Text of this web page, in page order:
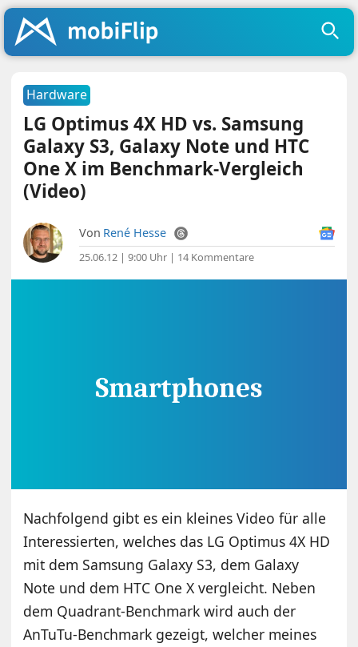
Hardware
LG Optimus 4X HD vs. Samsung
Galaxy S3, Galaxy Note und HTC
One X im Benchmark-Vergleich
(Video)
Von René Hesse
25.06.12 | 9:00 Uhr | 14 Kommentare
Nachfolgend gibt es ein kleines Video für alle
Interessierten, welches das LG Optimus 4X HD
mit dem Samsung Galaxy S3, dem Galaxy
Note und dem HTC One X vergleicht. Neben
dem Quadrant-Benchmark wird auch der
AnTuTu-Benchmark gezeigt, welcher meines